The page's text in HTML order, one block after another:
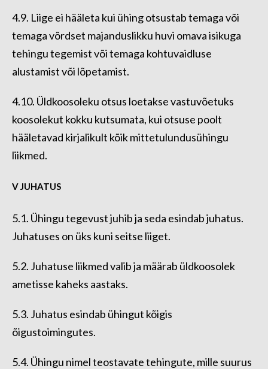
4.9. Liige ei hääleta kui ühing otsustab temaga või
temaga võrdset majanduslikku huvi omava isikuga
tehingu tegemist või temaga kohtuvaidluse
alustamist või lõpetamist.
4.10. Üldkoosoleku otsus loetakse vastuvõetuks
koosolekut kokku kutsumata, kui otsuse poolt
hääletavad kirjalikult kõik mittetulundusühingu
liikmed.
V JUHATUS
5.1. Ühingu tegevust juhib ja seda esindab juhatus.
Juhatuses on üks kuni seitse liiget.
5.2. Juhatuse liikmed valib ja määrab üldkoosolek
ametisse kaheks aastaks.
5.3. Juhatus esindab ühingut kõigis
õigustoimingutes.
5.4. Ühingu nimel teostavate tehingute, mille suurus